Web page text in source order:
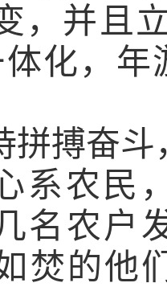
，并且
化，年
拼搏奋
系农民
名农户
焚的他